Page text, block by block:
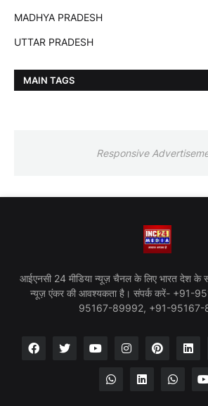
MADHYA PRADESH
UTTAR PRADESH
MAIN TAGS
Responsive
आईएनसी 24 मीडिया न्यूज़ चैनल के लिए भारत देश के
न्यूज़ एंकर की आवश्यकता है। संपर्क करें- +91-
95167-89992, +91-95167-